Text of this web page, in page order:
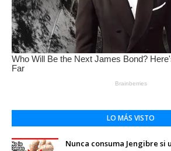
LO MÁS VISTO
Nunca consuma Jengibre si